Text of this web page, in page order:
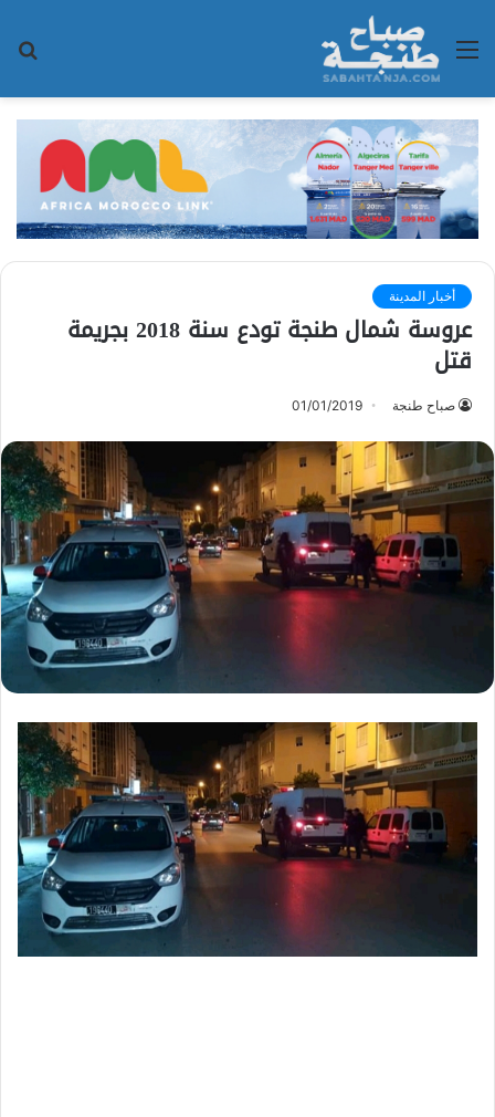
القائمة
أخبار المدينة
عروسة شمال طنجة تودع سنة 2018 بجريمة
قتل
صباح طنجة 01/01/2019